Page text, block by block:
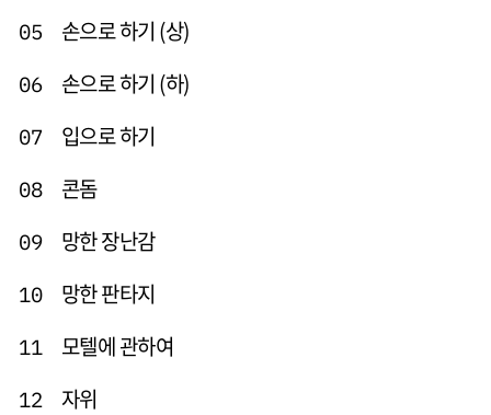
05 손으로 하기 (상)
06 손으로 하기 (하)
07 입으로 하기
08 콘돔
09 망한 장난감
10 망한 판타지
11 모텔에 관하여
12 자위